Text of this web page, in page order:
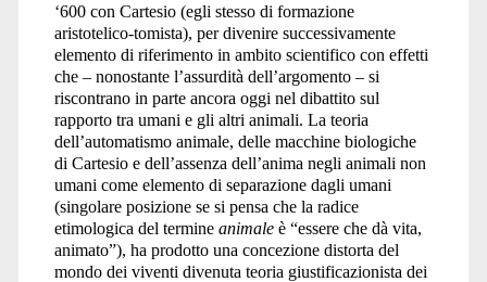
‘600 con Cartesio (egli stesso di formazione
aristotelico-tomista), per divenire successivamente
elemento di riferimento in ambito scientifico con effetti
che – nonostante l’assurdità dell’argomento – si
riscontrano in parte ancora oggi nel dibattito sul
rapporto tra umani e gli altri animali. La teoria
dell’automatismo animale, delle macchine biologiche
di Cartesio e dell’assenza dell’anima negli animali non
umani come elemento di separazione dagli umani
(singolare posizione se si pensa che la radice
etimologica del termine animaleè “essere che dà vita,
animato”), ha prodotto una concezione distorta del
mondo dei viventi divenuta teoria giustificazionista dei